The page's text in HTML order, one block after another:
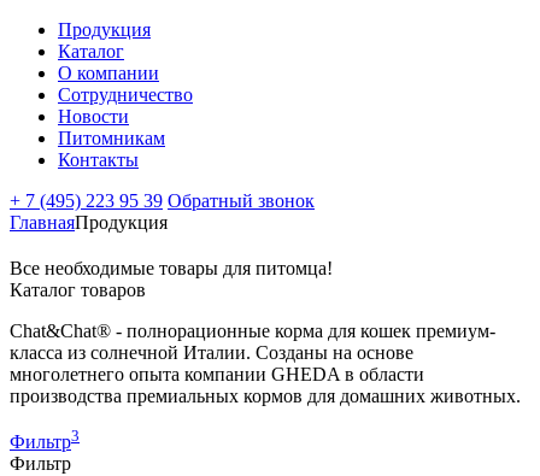
Продукция
Каталог
О компании
Сотрудничество
Новости
Питомникам
Контакты
+ 7 (495) 223 95 39 Обратный звонок
ГлавнаяПродукция
Все необходимые товары для питомца!
Каталог товаров
Chat&Chat® - полнорационные корма для кошек премиум-
класса из солнечной Италии. Созданы на основе
многолетнего опыта компании GHEDA в области
производства премиальных кормов для домашних животных.
Фильтр3
Фильтр